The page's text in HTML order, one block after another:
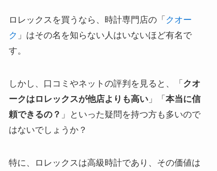
ロレックスを買うなら、時計専門店の「 クオー
ク 」はその名を知らない人はいないほど有名で
す。
しかし、口コミやネットの評判を見ると、「 クオ
ークはロレックスが他店よりも高い」「 本当に信
頼できるの？ 」といった疑問を持つ方も多いので
はないでしょうか？
特に、ロレックスは高級時計であり、その価値は